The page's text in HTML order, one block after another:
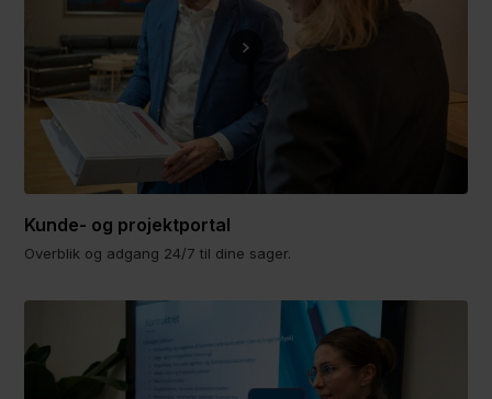
Kunde- og projektportal
Overblik og adgang 24/7 til dine sager.